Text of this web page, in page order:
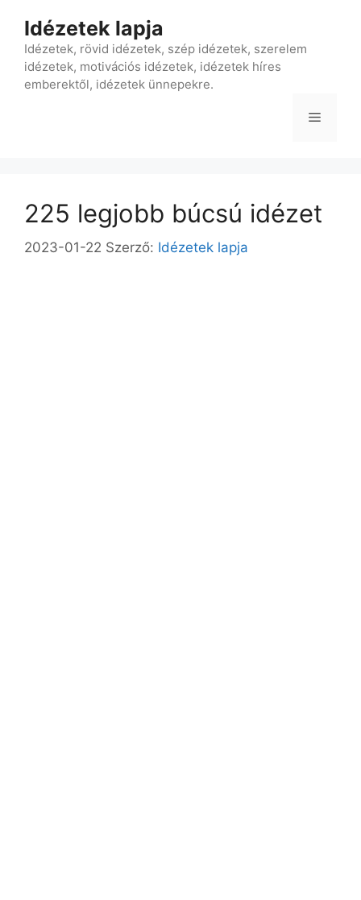
tartalomba
Idézetek lapja
Idézetek, rövid idézetek, szép idézetek, szerelem
idézetek, motivációs idézetek, idézetek híres
emberektől, idézetek ünnepekre.
Menü
225 legjobb búcsú idézet
2023-01-22 Szerző: Idézetek lapja